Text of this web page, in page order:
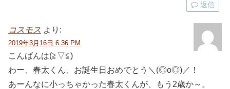
返信
コスモス より:
2019年3月16日 6:36 PM
こんばんは(≧▽≦)
わー、春太くん、お誕生日おめでとう＼(◎o◎)／！
あーんなに小っちゃかった春太くんが、もう2歳か～。